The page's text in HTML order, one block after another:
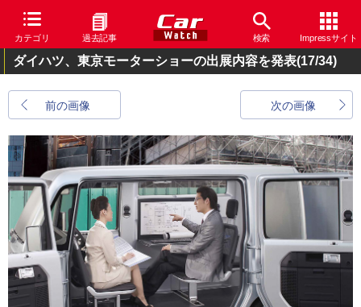
カテゴリ 過去記事 検索 Impressサイト
ダイハツ、東京モーターショーの出展内容を発表(17/34)
前の画像 次の画像